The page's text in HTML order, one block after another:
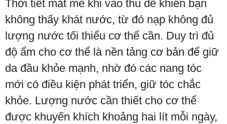
Thời tiết mát mẻ khi vào thu dễ khiến bạn
không thấy khát nước, từ đó nạp không đủ
lượng nước tối thiểu cơ thể cần. Duy trì đủ
độ ẩm cho cơ thể là nền tảng cơ bản để giữ
da đầu khỏe mạnh, nhờ đó các nang tóc
mới có điều kiện phát triển, giữ tóc chắc
khỏe. Lượng nước cần thiết cho cơ thể
được khuyến khích khoảng hai lít mỗi ngày,